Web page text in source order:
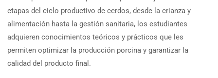
etapas del ciclo productivo de cerdos, desde la crianza y
alimentación hasta la gestión sanitaria, los estudiantes
adquieren conocimientos teóricos y prácticos que les
permiten optimizar la producción porcina y garantizar la
calidad del producto final.